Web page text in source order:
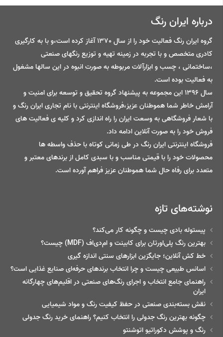
درباره ایران رنگ
گروه ایران رنگ فعالیت خود را از سال 1370 آغاز کرده است،و با به کارگیری
کادری متخصص و با تجربه در زمینه تهیه و توزیع رنگهای صنعتی
،ساختمانی ، چسب و ابزارآلات مربوطه به صورت انبوه در این سالها مشغول
به فعالیت بوده است.
سال 1396 این مجموعه به پیشنهاد گروه تحقیق و توسعه برای امنیت و
آرامش خاطر شما هموطنان عزیز،فروشگاه اینترنتی با نام تجاری ایران رنگ و
با شعار فروشگاهی به وسعت ایران را راه اندازی کرد و کلیه ی فعالیت های
فروش خود را به صورت آنلاین ادامه داد.
فروشگاه اینترنتی ایران رنگ در طی زمانی کوتاه با حذف واسطه ها
محصولات خود را با قیمتی مناسب و با سبدی کامل از برندهای معتبر و
متعدد برای رفاه حال شما هموطنان عزیز فراهم آورده است.
نوشته‌های تازه
پیستوله بادی چیست و چگونه کار می‌کند؟
بهترین رنگ پلی‌اورتان برای کابینت و ام‌دی‌اف (MDF) چیست؟
خط‌ کش آنلاین؛ جایگزین ابزارهای سنتی اندازه گیری
اسانس طبیعی چیست و چرا انتخاب برندهای حرفه‌ای صنایع غذایی است؟
راهنمای جامع انتخاب و اجرای رنگ‌های صنعتی در اقلیم‌های چهارگانه
ایران
نقش بسته‌بندی صنعتی در حفظ کیفیت رنگ و مواد شیمیایی
چگونه بهترین رنگ جدولی را انتخاب کنیم؟ راهنمای خرید رنگ جدولی
رنگ و پوشش دکوراتیو اتوشنتو